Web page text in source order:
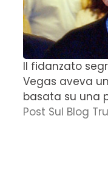
Il fidanzato
Vegas aveva
basata su una
Post Sul Blog